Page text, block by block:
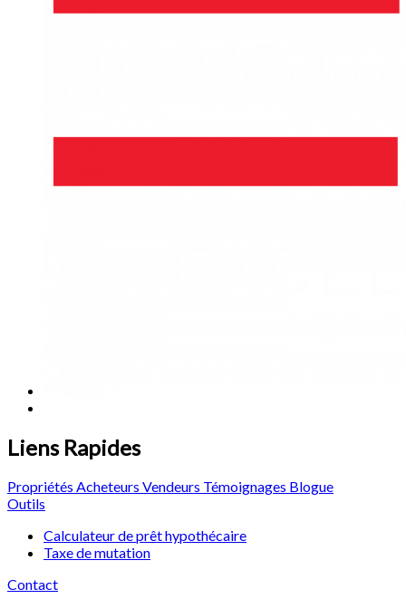
Liens Rapides
Propriétés Acheteurs Vendeurs Témoignages Blogue
Outils
Calculateur de prêt hypothécaire
Taxe de mutation
Contact